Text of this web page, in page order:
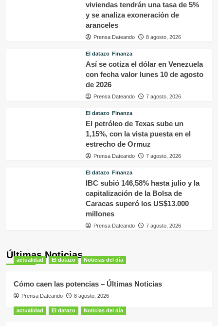
viviendas tendrán una tasa de 5%
y se analiza exoneración de
aranceles
Prensa Dateando 8 agosto, 2026
El datazo Finanza
Así se cotiza el dólar en Venezuela
con fecha valor lunes 10 de agosto
de 2026
Prensa Dateando 7 agosto, 2026
El datazo Finanza
El petróleo de Texas sube un
1,15%, con la vista puesta en el
estrecho de Ormuz
Prensa Dateando 7 agosto, 2026
El datazo Finanza
IBC subió 146,58% hasta julio y la
capitalización de la Bolsa de
Caracas superó los US$13.000
millones
Prensa Dateando 7 agosto, 2026
Últimas Noticias
actualidad El datazo Noticias del día
Cómo caen las potencias – Últimas Noticias
Prensa Dateando 8 agosto, 2026
actualidad El datazo Noticias del día